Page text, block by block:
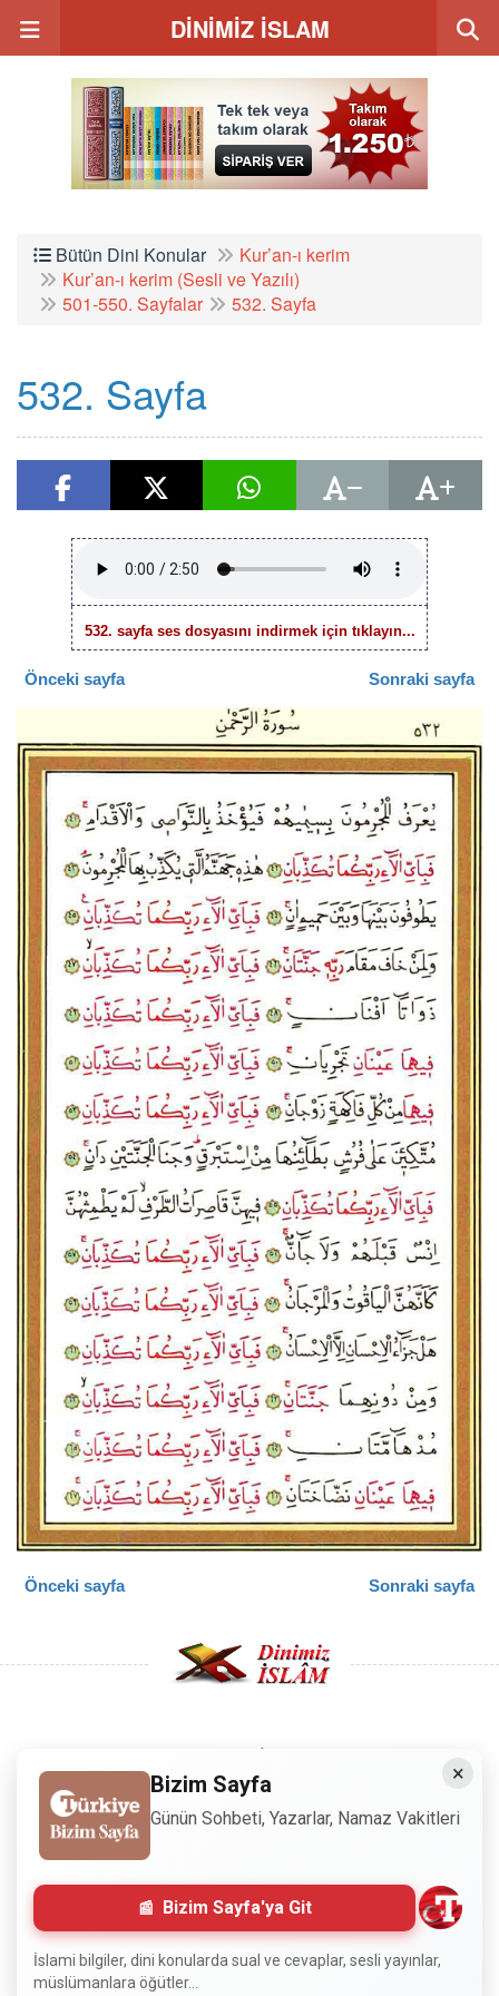
DİNİMİZ İSLAM
Bütün Dini Konular
Kur’an-ı kerim
Kur’an-ı kerim (Sesli ve Yazılı)
501-550. Sayfalar
532. Sayfa
532. Sayfa
532. sayfa ses dosyasını indirmek için tıklayın...
Önceki sayfa Sonraki sayfa
Önceki sayfa Sonraki sayfa
Copyright © 2008 - Dinimiz İslam. Her Hakkı Saklıdır.
Sitemizdeki bilgiler, bütün insanların istifadesi için
hazırlanmıştır. Orijinaline sadık kalmak şartıyla, izin
almaya gerek kalmadan, herkes istediği gibi alıp istifade
edebilir.
Normal Siteyi Göster
×
Bizim Sayfa
Günün Sohbeti, Yazarlar, Namaz Vakitleri
Bizim Sayfa'ya Git
İslami bilgiler, dini konularda sual ve cevaplar, sesli yayınlar,
müslümanlara öğütler...